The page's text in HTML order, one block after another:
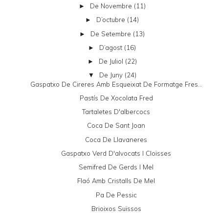
► De Novembre (11)
► D’octubre (14)
► De Setembre (13)
► D’agost (16)
► De Juliol (22)
▼ De Juny (24)
Gaspatxo De Cireres Amb Esqueixat De Formatge Fres...
Pastís De Xocolata Fred
Tartaletes D'albercocs
Coca De Sant Joan
Coca De Llavaneres
Gaspatxo Verd D'alvocats I Cloïsses
Semifred De Gerds I Mel
Flaó Amb Cristalls De Mel
Pa De Pessic
Brioixos Suïssos